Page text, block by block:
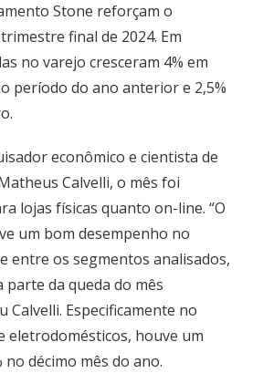
Stone reforçam o
final de 2024. Em
no varejo cresceram 4% em
período do ano anterior e 2,5%
econômico e cientista de
Calvelli, o mês foi
lojas físicas quanto on-line. “O
um bom desempenho no
entre os segmentos analisados,
da queda do mês
Calvelli. Especificamente no
eletrodomésticos, houve um
no décimo mês do ano.